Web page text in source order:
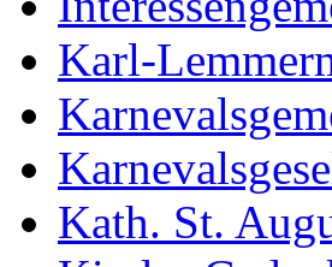
Karl-
Kath. St.